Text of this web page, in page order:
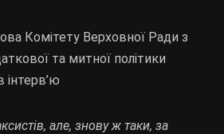
Комітету Верховної Ради з
та митної політики
але, знову ж таки, за